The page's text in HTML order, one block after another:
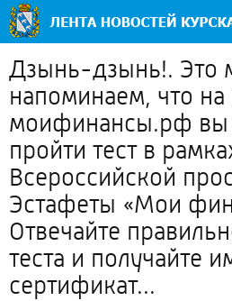
Дзынь-дзынь!. Это
напоминаем, что на
моифинансы.рф вы
пройти тест в
Всероссийской
Эстафеты «Мои
Отвечайте
теста и получайте
сертификат...